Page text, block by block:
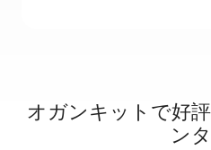
オガンキットで好
ン